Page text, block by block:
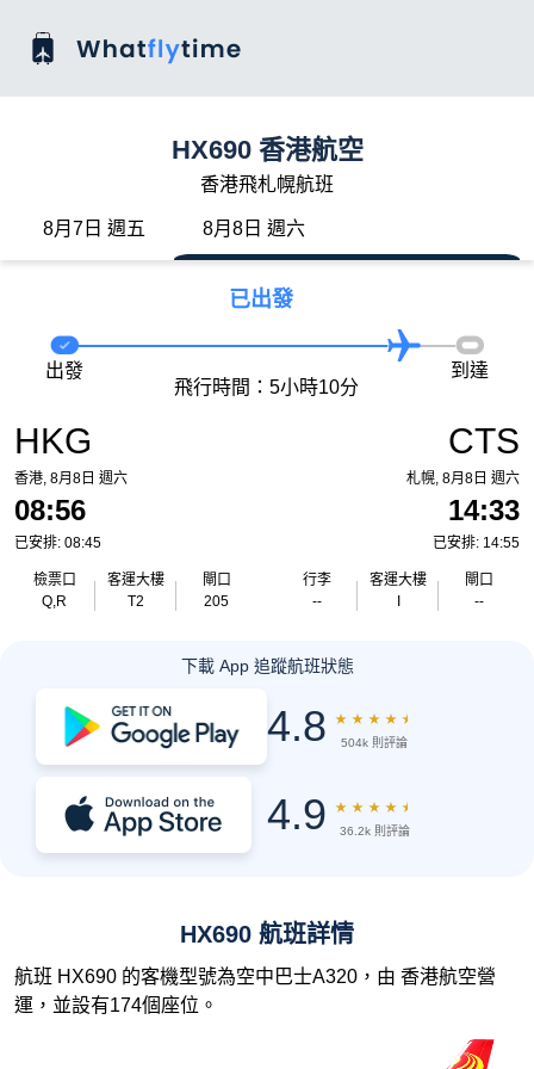
HX690 香港航空
香港飛札幌航班
8月7日 週五 8月8日 週六
已出發
HKG
香港, 8月8日 週六
08:56
已安排: 08:45
檢票口
Q,R
客運大樓
T2
閘口
205
出發
飛行時間：5小時10分
到達
CTS
札幌, 8月8日 週六
14:33
已安排: 14:55
行李
--
客運大樓
閘口
--
下載 App 追蹤航班狀態
4.8 ★ ★ ★ ★ ★
504k 則評論
4.9 ★ ★ ★ ★ ★
36.2k 則評論
HX690 航班詳情
航班 HX690 的客機型號為空中巴士A320，由 香港航空營
運，並設有174個座位。